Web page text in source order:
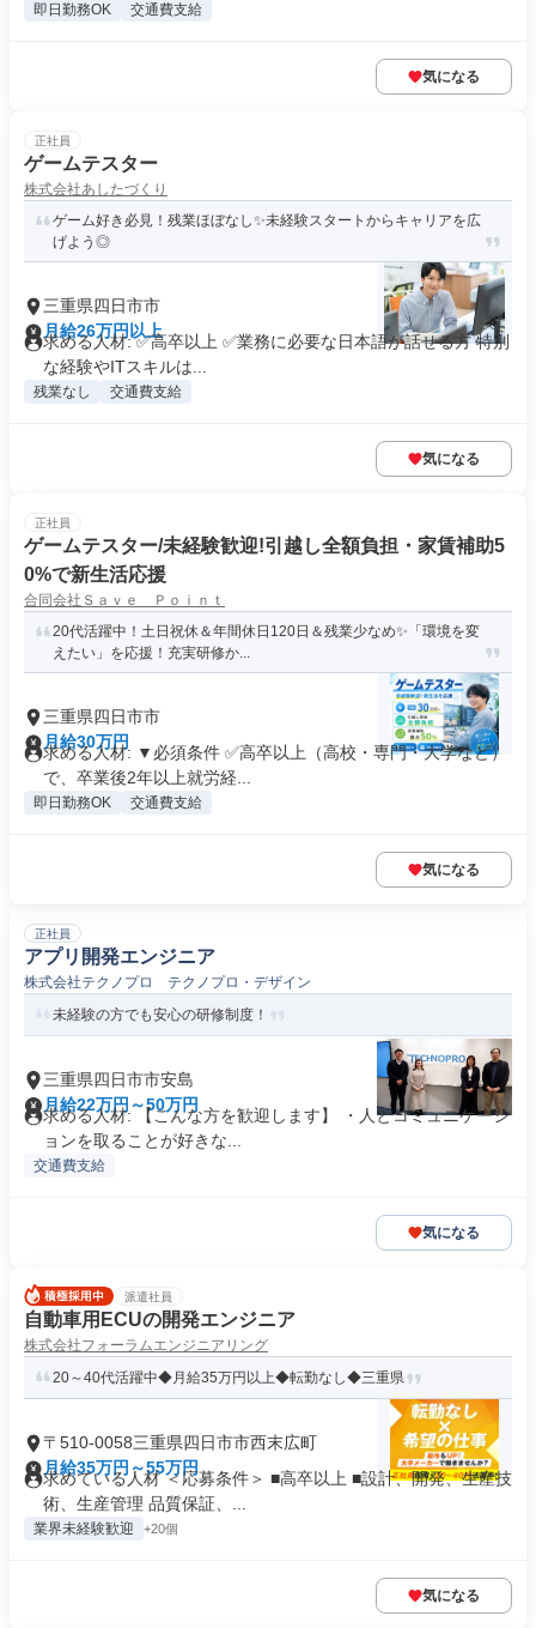
即日勤務OK 交通費支給
気になる
正社員
ゲームテスター
株式会社あしたづくり
ゲーム好き必見！残業ほぼなし✨未経験スタートからキャリアを広
げよう◎
三重県四日市市
月給26万円以上
求める人材: ✅高卒以上 ✅業務に必要な日本語が話せる方 特別
な経験やITスキルは...
残業なし 交通費支給
気になる
正社員
ゲームテスター/未経験歓迎!引越し全額負担・家賃補助5
0%で新生活応援
合同会社Ｓａｖｅ Ｐｏｉｎｔ
20代活躍中！土日祝休＆年間休日120日＆残業少なめ✨「環境を変
えたい」を応援！充実研修か...
三重県四日市市
月給30万円
求める人材: ▼必須条件 ✅高卒以上（高校・専門・大学など）
で、卒業後2年以上就労経...
即日勤務OK 交通費支給
気になる
正社員
アプリ開発エンジニア
株式会社テクノプロ テクノプロ・デザイン
未経験の方でも安心の研修制度！
三重県四日市市安島
月給22万円～50万円
求める人材: 【こんな方を歓迎します】 ・人とコミュニケーシ
ョンを取ることが好きな...
交通費支給
気になる
派遣社員
自動車用ECUの開発エンジニア
株式会社フォーラムエンジニアリング
20～40代活躍中◆月給35万円以上◆転勤なし◆三重県
〒510-0058三重県四日市市西末広町
月給35万円～55万円
求めている人材 ＜応募条件＞ ■高卒以上 ■設計、開発、生産技
術、生産管理 品質保証、...
業界未経験歓迎 +20個
気になる